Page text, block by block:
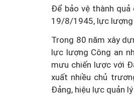
Để bảo vệ thành quả
19/8/1945, lực lượng
Trong 80 năm xây
lực lượng Công an
mưu chiến lược với
xuất nhiều chủ
Đảng, hiệu lực quản